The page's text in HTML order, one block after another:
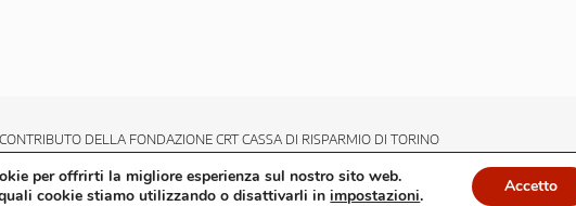
DELLA FONDAZIONE CRT CASSA DI RISPARMIO DI TORINO
per offrirti la migliore esperienza sul nostro sito web.
cookie stiamo utilizzando o disattivarli inimpostazioni. Accetto